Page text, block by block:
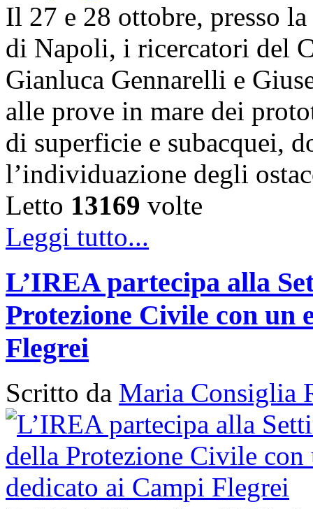
Il 27 e 28 ottobre, presso
di Napoli, i ricercatori del
Gianluca Gennarelli e
alle prove in mare dei
di superficie e subacquei,
l’individuazione degli
Letto 13169 volte
Leggi tutto...
L’IREA partecipa alla
Protezione Civile con un
Flegrei
Scritto da Maria Consiglia